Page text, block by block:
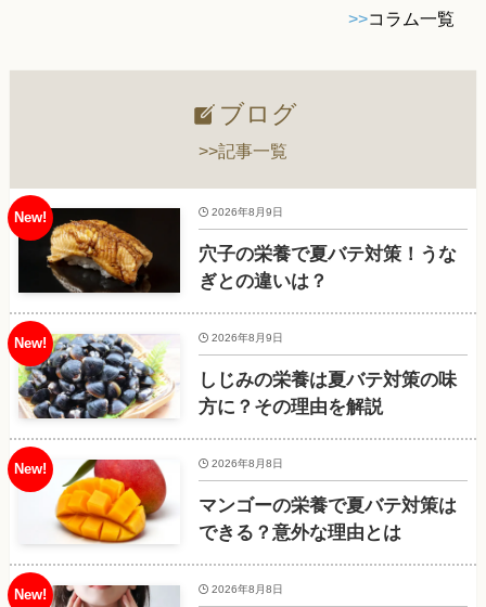
>>コラム一覧
ブログ
>>記事一覧
穴子の栄養で夏バテ対策！うな
ぎとの違いは？
2026年8月9日
しじみの栄養は夏バテ対策の味
方に？その理由を解説
2026年8月9日
マンゴーの栄養で夏バテ対策は
できる？意外な理由とは
2026年8月8日
2026年8月8日